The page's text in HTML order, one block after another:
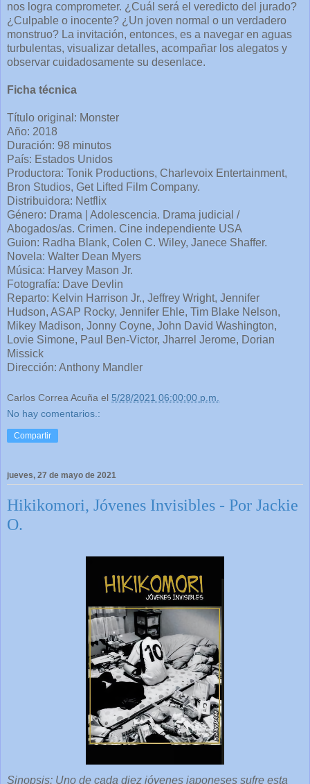
nos logra comprometer. ¿Cuál será el veredicto del jurado?
¿Culpable o inocente? ¿Un joven normal o un verdadero
monstruo? La invitación, entonces, es a navegar en aguas
turbulentas, visualizar detalles, acompañar los alegatos y
observar cuidadosamente su desenlace.
Ficha técnica
Título original: Monster
Año: 2018
Duración: 98 minutos
País: Estados Unidos
Productora: Tonik Productions, Charlevoix Entertainment,
Bron Studios, Get Lifted Film Company.
Distribuidora: Netflix
Género: Drama | Adolescencia. Drama judicial /
Abogados/as. Crimen. Cine independiente USA
Guion: Radha Blank, Colen C. Wiley, Janece Shaffer.
Novela: Walter Dean Myers
Música: Harvey Mason Jr.
Fotografía: Dave Devlin
Reparto: Kelvin Harrison Jr., Jeffrey Wright, Jennifer
Hudson, ASAP Rocky, Jennifer Ehle, Tim Blake Nelson,
Mikey Madison, Jonny Coyne, John David Washington,
Lovie Simone, Paul Ben-Victor, Jharrel Jerome, Dorian
Missick
Dirección: Anthony Mandler
Carlos Correa Acuña el 5/28/2021 06:00:00 p.m.
No hay comentarios.:
Compartir
jueves, 27 de mayo de 2021
Hikikomori, Jóvenes Invisibles - Por Jackie
O.
Sinopsis: Uno de cada diez jóvenes japoneses sufre esta